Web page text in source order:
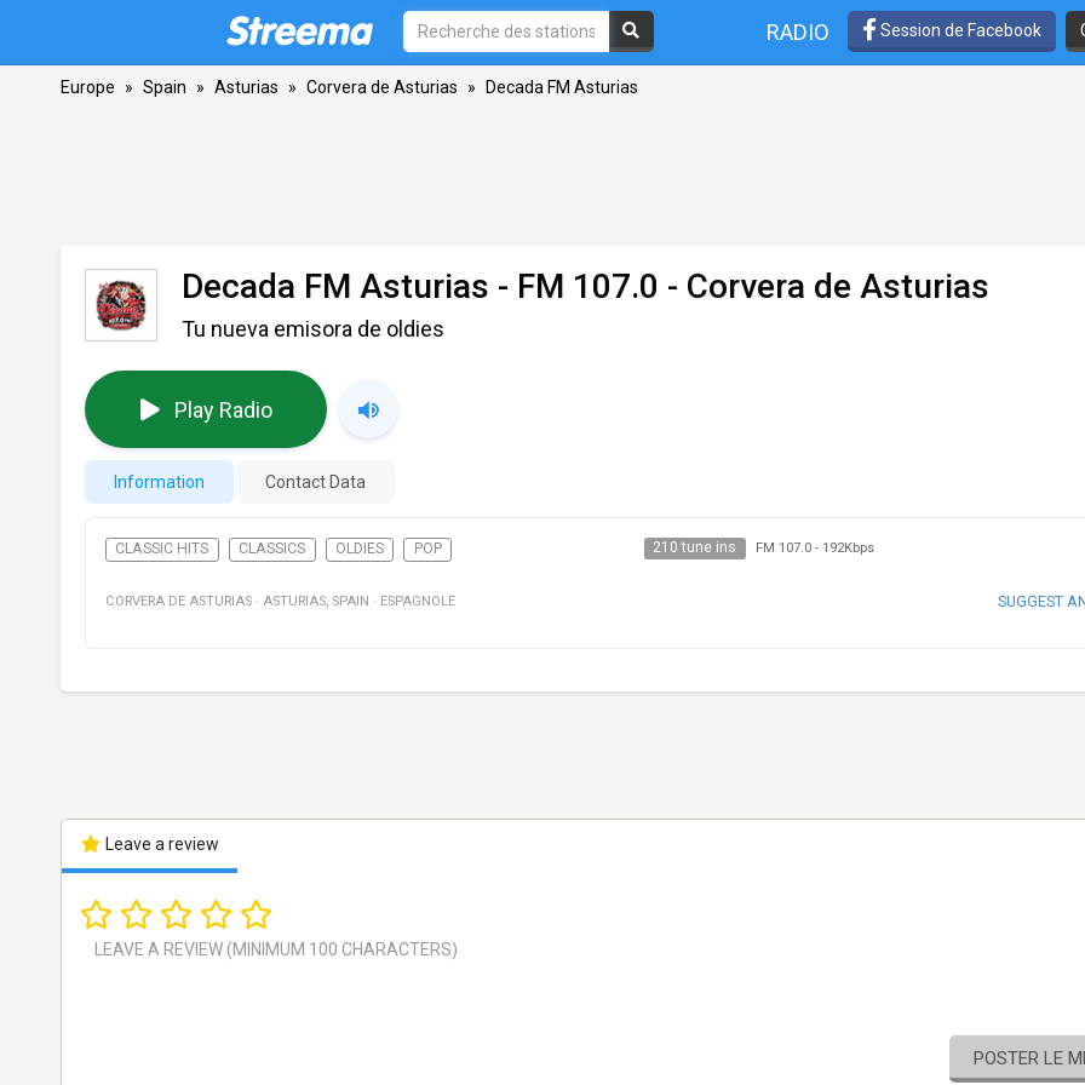
RADIO Session de Facebook
Europe » Spain » Asturias » Corvera de Asturias » Decada FM Asturias
Decada FM Asturias - FM 107.0 - Corvera de Asturias
Tu nueva emisora de oldies
Play Radio
Information Contact Data
CLASSIC HITS CLASSICS OLDIES POP 210 tune ins FM 107.0- 192Kbps
CORVERA DE ASTURIAS · ASTURIAS, SPAIN · ESPAGNOLE SUGGEST
Leave a review
POSTER LE